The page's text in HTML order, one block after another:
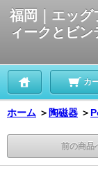
福岡｜エッグ
ィークとビ
カ
ホーム ＞ 陶磁器 ＞
前の商品